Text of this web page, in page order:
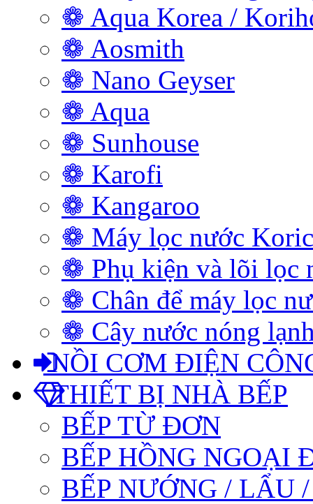
❁ Aqua Korea /
❁ Aosmith
❁ Nano Geyser
❁ Aqua
❁ Sunhouse
❁ Karofi
❁ Kangaroo
❁ Máy lọc nước
❁ Phụ kiện và lõi lọc
❁ Chân để máy lọc
❁ Cây nước nóng
NỒI CƠM ĐIỆN
THIẾT BỊ NHÀ BẾP
BẾP TỪ ĐƠN
BẾP HỒNG NGOẠI
BẾP NƯỚNG / LẨU